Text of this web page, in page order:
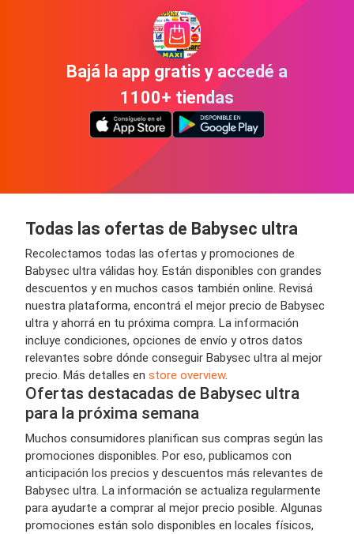
Bajá la app gratis y accedé a
1100+ tiendas
Todas las ofertas de Babysec ultra
Recolectamos todas las ofertas y promociones de
Babysec ultra válidas hoy. Están disponibles con grandes
descuentos y en muchos casos también online. Revisá
nuestra plataforma, encontrá el mejor precio de Babysec
ultra y ahorrá en tu próxima compra. La información
incluye condiciones, opciones de envío y otros datos
relevantes sobre dónde conseguir Babysec ultra al mejor
precio. Más detalles en store overview.
Ofertas destacadas de Babysec ultra
para la próxima semana
Muchos consumidores planifican sus compras según las
promociones disponibles. Por eso, publicamos con
anticipación los precios y descuentos más relevantes de
Babysec ultra. La información se actualiza regularmente
para ayudarte a comprar al mejor precio posible. Algunas
promociones están solo disponibles en locales físicos,